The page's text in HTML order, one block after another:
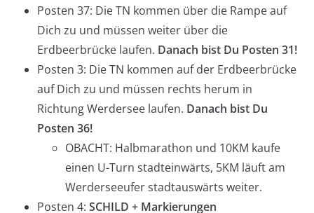
Posten 37: Die TN kommen über die Rampe auf
Dich zu und müssen weiter über die
Erdbeerbrücke laufen. Danach bist Du Posten 31!
Posten 3: Die TN kommen auf der Erdbeerbrücke
auf Dich zu und müssen rechts herum in
Richtung Werdersee laufen. Danach bist Du
Posten 36!
OBACHT: Halbmarathon und 10KM kaufe
einen U-Turn stadteinwärts, 5KM läuft am
Werderseeufer stadtauswärts weiter.
Posten 4: SCHILD + Markierungen